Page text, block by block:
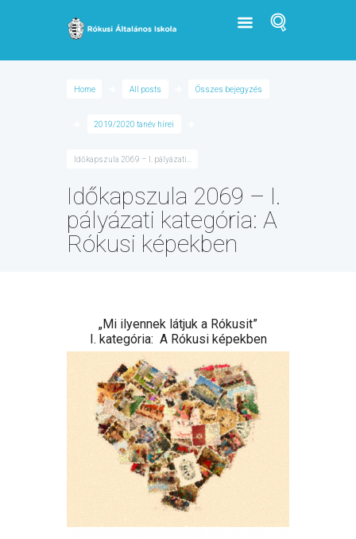
Home All posts Összes bejegyzés
2019/2020 tanév hírei
Időkapszula 2069 – I. pályázati...
Időkapszula 2069 – I.
pályázati kategória: A
Rókusi képekben
„Mi ilyennek látjuk a Rókusit”
I. kategória: A Rókusi képekben